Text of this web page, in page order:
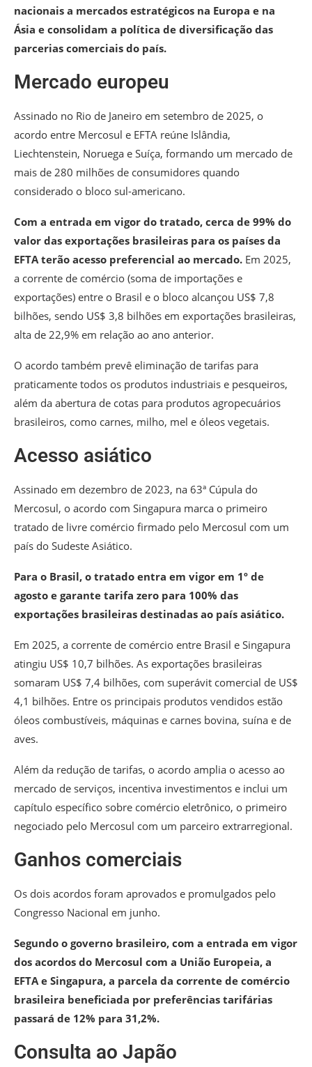
nacionais a mercados estratégicos na Europa e na
Ásia e consolidam a política de diversificação das
parcerias comerciais do país.
Mercado europeu
Assinado no Rio de Janeiro em setembro de 2025, o
acordo entre Mercosul e EFTA reúne Islândia,
Liechtenstein, Noruega e Suíça, formando um mercado de
mais de 280 milhões de consumidores quando
considerado o bloco sul-americano.
Com a entrada em vigor do tratado, cerca de 99% do
valor das exportações brasileiras para os países da
EFTA terão acesso preferencial ao mercado. Em 2025,
a corrente de comércio (soma de importações e
exportações) entre o Brasil e o bloco alcançou US$ 7,8
bilhões, sendo US$ 3,8 bilhões em exportações brasileiras,
alta de 22,9% em relação ao ano anterior.
O acordo também prevê eliminação de tarifas para
praticamente todos os produtos industriais e pesqueiros,
além da abertura de cotas para produtos agropecuários
brasileiros, como carnes, milho, mel e óleos vegetais.
Acesso asiático
Assinado em dezembro de 2023, na 63ª Cúpula do
Mercosul, o acordo com Singapura marca o primeiro
tratado de livre comércio firmado pelo Mercosul com um
país do Sudeste Asiático.
Para o Brasil, o tratado entra em vigor em 1º de
agosto e garante tarifa zero para 100% das
exportações brasileiras destinadas ao país asiático.
Em 2025, a corrente de comércio entre Brasil e Singapura
atingiu US$ 10,7 bilhões. As exportações brasileiras
somaram US$ 7,4 bilhões, com superávit comercial de US$
4,1 bilhões. Entre os principais produtos vendidos estão
óleos combustíveis, máquinas e carnes bovina, suína e de
aves.
Além da redução de tarifas, o acordo amplia o acesso ao
mercado de serviços, incentiva investimentos e inclui um
capítulo específico sobre comércio eletrônico, o primeiro
negociado pelo Mercosul com um parceiro extrarregional.
Ganhos comerciais
Os dois acordos foram aprovados e promulgados pelo
Congresso Nacional em junho.
Segundo o governo brasileiro, com a entrada em vigor
dos acordos do Mercosul com a União Europeia, a
EFTA e Singapura, a parcela da corrente de comércio
brasileira beneficiada por preferências tarifárias
passará de 12% para 31,2%.
Consulta ao Japão